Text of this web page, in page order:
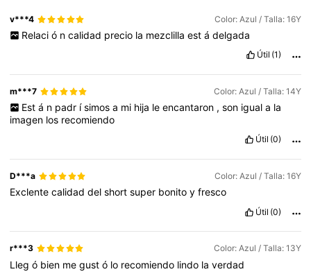
v***4 Color: Azul / Talla: 16Y
Relaci ó n calidad precio la mezclilla est á delgada
Útil (1)
m***7 Color: Azul / Talla: 14Y
Est á n padr ísimos a mi hija le encantaron , son igual a la
imagen los recomiendo
Útil (0)
D***a Color: Azul / Talla: 16Y
Exclentecalidaddelshortsuper bonitoyfresco
Útil (0)
r***3 Color: Azul / Talla: 13Y
Llegó bien megustó lo recomiendo lindo laverdad